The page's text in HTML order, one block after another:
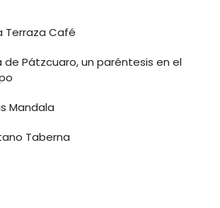
Terraza Café
de Pátzcuaro, un paréntesis en el
Mandala
Taberna